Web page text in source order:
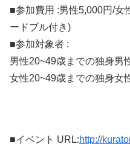
■参加費用 :男性5,000円/女
ードブル付き)
■参加対象者 :
男性20~49歳までの独身男
女性20~49歳までの独身女
■イベント URL:http://